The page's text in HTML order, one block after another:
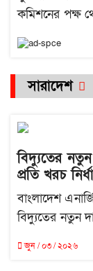
কমিশনের পক্ষ
সারাদেশ
বিদ্যুতের নতুন
প্রতি খরচ
বাংলাদেশ
বিদ্যুতের নতুন
জুন / ০৩ / ২০২৬